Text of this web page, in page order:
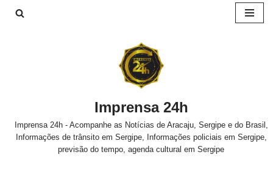
Imprensa 24h
Imprensa 24h - Acompanhe as Notícias de Aracaju, Sergipe e do Brasil,
Informações de trânsito em Sergipe, Informações policiais em Sergipe,
previsão do tempo, agenda cultural em Sergipe